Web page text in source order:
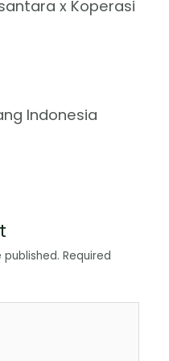
x Koperasi
Indonesia
published. Required